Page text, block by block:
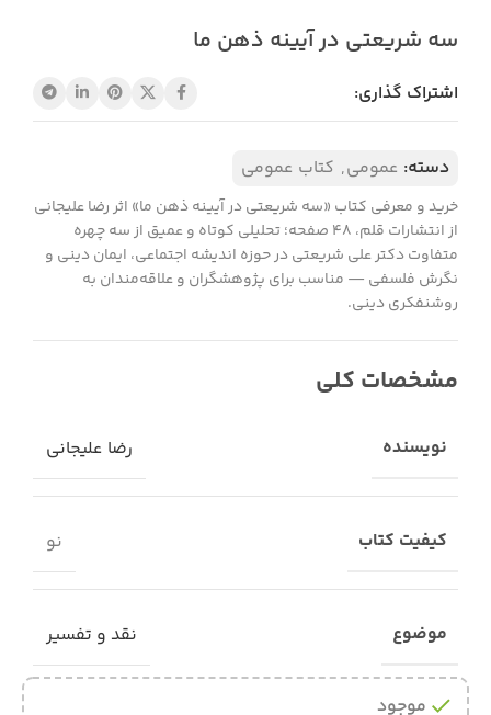
سه شریعتی در آیینه ذهن ما
اشتراک گذاری:
دسته: عمومی, کتاب عمومی
خرید و معرفی کتاب «سه شریعتی در آیینه ذهن ما» اثر رضا علیجانی
از انتشارات قلم، ۴۸ صفحه؛ تحلیلی کوتاه و عمیق از سه چهره
متفاوت دکتر علی شریعتی در حوزه اندیشه اجتماعی، ایمان دینی و
نگرش فلسفی — مناسب برای پژوهشگران و علاقه‌مندان به
روشنفکری دینی.
مشخصات کلی
نویسنده رضا علیجانی
کیفیت کتاب نو
موضوع نقد و تفسیر
موجود